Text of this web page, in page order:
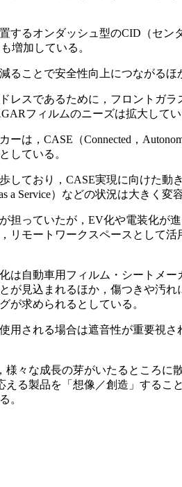
するオンダッシュ型のCID（セ
増加している。
ることで安全性向上につながる
レスであるために，フロントガ
フィルムのニーズは拡大してい
は，CASE（Connected，
している。
しており，CASE実現に向けた
a Service）などの状況は大きく
担っていたが，EV化や電装化が
リモートワークスペースとして
は自動車用フィルム・シートメ
が見込まれるほか，傷つきや汚
が求められるとしている。
用される場合は遮音性が重要視
々な成長の芽がいたるところ
る製品を「想像／創造」する
。